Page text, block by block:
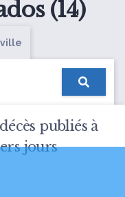
(14)
ville
publiés à
jours